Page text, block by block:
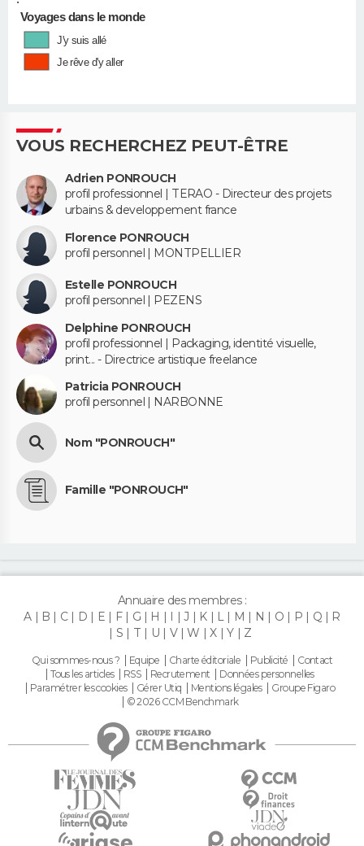
Voyages dans le monde
J'y suis allé
Je rêve d'y aller
VOUS RECHERCHEZ PEUT-ÊTRE
Adrien PONROUCH
profil professionnel | TERAO - Directeur des projets
urbains & developpement france
Florence PONROUCH
profil personnel | MONTPELLIER
Estelle PONROUCH
profil personnel | PEZENS
Delphine PONROUCH
profil professionnel | Packaging, identité visuelle,
print... - Directrice artistique freelance
Patricia PONROUCH
profil personnel | NARBONNE
Nom "PONROUCH"
Famille "PONROUCH"
Annuaire des membres :
A
B C D E F G H I J K L M N O P Q
R
S
T U V W X Y Z
Qui sommes-nous ? Equipe Charte éditoriale Publicité
Contact
Tous les articles
RSS Recrutement
Données personnelles
Paramétrer les cookies
Gérer Utiq Mentions légales
Groupe Figaro
© 2026 CCM Benchmark